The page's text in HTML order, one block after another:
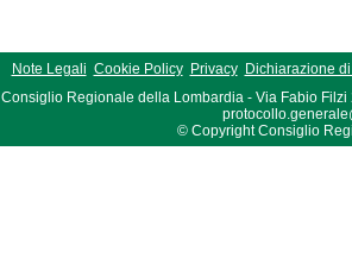
Note Legali Cookie Policy Privacy
Dichiarazione
Consiglio Regionale della Lombardia - Via Fabio Filzi
© Copyright Consiglio